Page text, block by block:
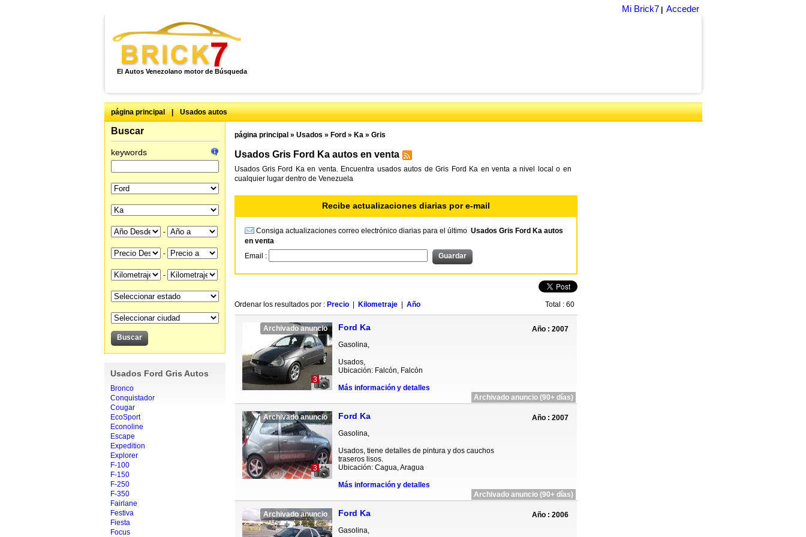
Mi Brick7 Acceder
El Autos Venezolano motor de Búsqueda
página principal | Usados autos
Buscar
keywords
-
-
-
Usados Ford Gris Autos
Bronco
Conquistador
Cougar
EcoSport
Econoline
Escape
Expedition
Explorer
F-100
F-150
F-250
F-350
Fairlane
Festiva
Fiesta
Focus
página principal » Usados » Ford » Ka» Gris
Usados Gris Ford Ka autos en venta
Usados Gris Ford Ka en venta. Encuentra usados autos de Gris Ford Ka en venta a nivel local o en
cualquier lugar dentro de Venezuela
Recibe actualizaciones diarias por e-mail
Consiga actualizaciones correo electrónico diarias para el último Usados Gris Ford Ka autos
en venta
Email :
Ordenar los resultados por : Precio| Kilometraje| Año Total : 60
Archivado anuncio
3
Ford Ka
Gasolina,
Usados,
Ubicación: Falcón, Falcón
Más información y detalles
Año : 2007
Archivado anuncio (90+ días)
Archivado anuncio
3
Ford Ka
Gasolina,
Usados, tiene detalles de pintura y dos cauchos
traseros lisos.
Ubicación: Cagua, Aragua
Más información y detalles
Año : 2007
Archivado anuncio (90+ días)
Archivado anuncio Ford Ka
Gasolina,
Año : 2006